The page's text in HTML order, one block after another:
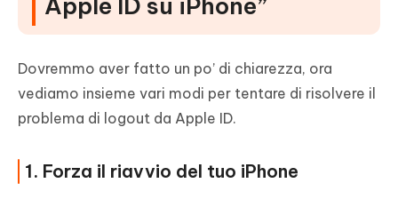
Dovremmo aver fatto un po’ di chiarezza, ora
vediamo insieme vari modi per tentare di risolvere il
problema di logout da Apple ID.
1. Forza il riavvio del tuo iPhone